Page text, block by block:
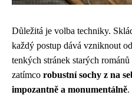
Důležitá je volba techniky.
každý postup dává vzniknout
tenkých stránek starých
zatímco robustní sochy z na
impozantně a monumentálně.